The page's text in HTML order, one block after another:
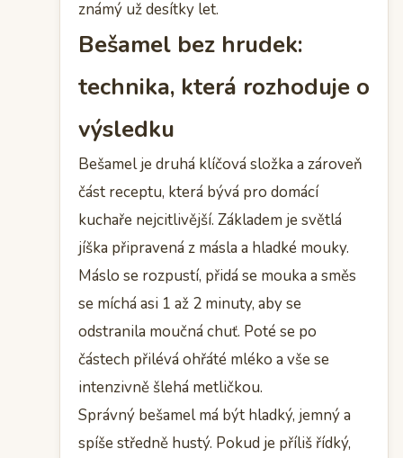
známý už desítky let.
Bešamel bez hrudek:
technika, která rozhoduje o
výsledku
Bešamel je druhá klíčová složka a zároveň
část receptu, která bývá pro domácí
kuchaře nejcitlivější. Základem je světlá
jíška připravená z másla a hladké mouky.
Máslo se rozpustí, přidá se mouka a směs
se míchá asi 1 až 2 minuty, aby se
odstranila moučná chuť. Poté se po
částech přilévá ohřáté mléko a vše se
intenzivně šlehá metličkou.
Správný bešamel má být hladký, jemný a
spíše středně hustý. Pokud je příliš řídký,